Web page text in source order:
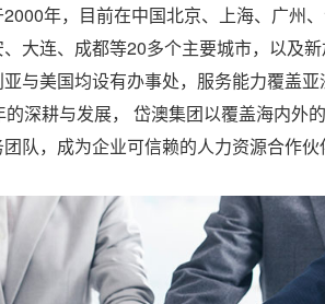
年，目前在中国北京、上海、广州
大连、成都等20多个主要城市，以及
与美国均设有办事处，服务能力覆盖
深耕与发展， 岱澳集团以覆盖海内外
队，成为企业可信赖的人力资源合作伙